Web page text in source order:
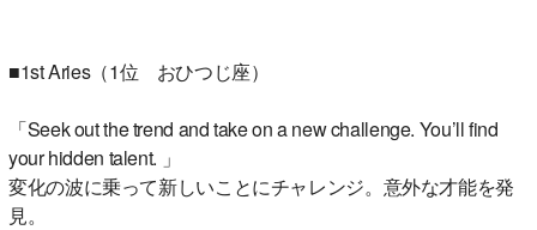
■1st Aries（1位 おひつじ座）
「Seek out the trend and take on a new challenge. You’ll find
your hidden talent. 」
変化の波に乗って新しいことにチャレンジ。意外な才能を発
見。